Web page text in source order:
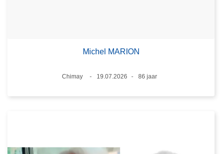
Michel MARION
Plaats
Chimay
19.07.2026
86 jaar